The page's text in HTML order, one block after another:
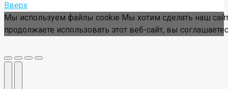
Вверх
Мы используем файлы cookie Мы хотим сделать наш
продолжаете использовать этот веб-сайт, вы